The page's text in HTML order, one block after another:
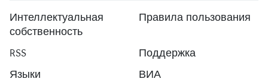
Интеллектуальная
собственность
Правила пользования
RSS
Поддержка
Языки
ВИА